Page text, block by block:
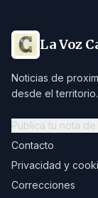
La Voz
Noticias de
desde el
Publica tu nota
Contacto
Privacidad y
Correcciones